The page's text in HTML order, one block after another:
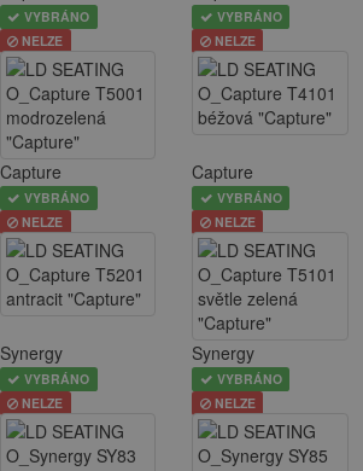
VYBRÁNO
NELZE
VYBRÁNO
NELZE
Capture
VYBRÁNO
NELZE
Capture
VYBRÁNO
NELZE
Synergy
VYBRÁNO
NELZE
Synergy
VYBRÁNO
NELZE